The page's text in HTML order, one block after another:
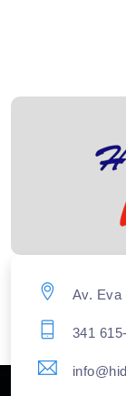
Av. Eva
341